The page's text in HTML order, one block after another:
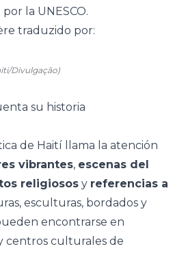
la UNESCO.
Divulgação)
su historia
de Haití llama la atención
vibrantes, escenas del
religiosos y referencias a
esculturas, bordados y
encontrarse en
centros culturales de